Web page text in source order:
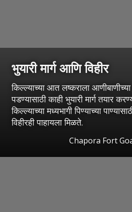
भुयारी मार्ग आणि विहीर
किल्ल्याच्या आत लष्कराला
पडण्यासाठी काही भुयारी मार्ग तयार
किल्ल्याच्या मध्यभागी पिण्याच्या
विहीरही पाहायला मिळते.
Chapora Fort